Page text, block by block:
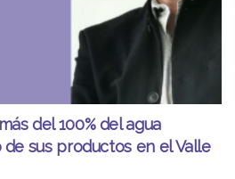
del 100% del agua
sus productos en el Valle